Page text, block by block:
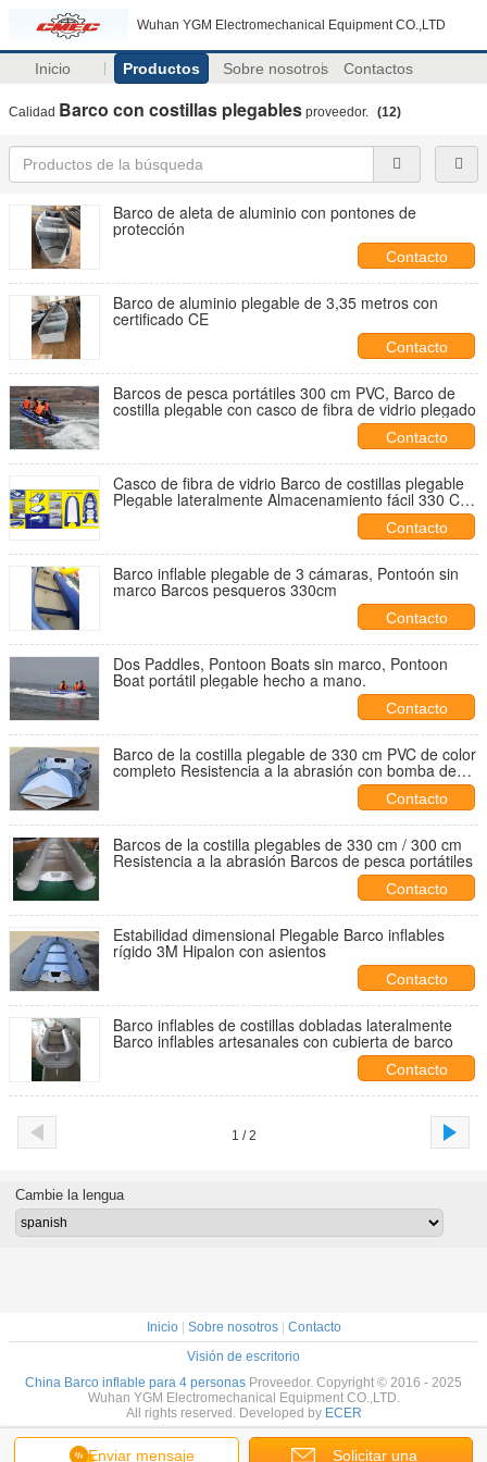
Wuhan YGM Electromechanical Equipment CO.,LTD
Inicio Productos Sobre nosotros Contactos
Calidad Barco con costillas plegables proveedor. (12)
Barco de aleta de aluminio con pontones de
protección
Contacto
Barco de aluminio plegable de 3,35 metros con
certificado CE
Contacto
Barcos de pesca portátiles 300 cm PVC, Barco de
costilla plegable con casco de fibra de vidrio plegado
Contacto
Casco de fibra de vidrio Barco de costillas plegable
Plegable lateralmente Almacenamiento fácil 330 Cm
Contacto
Barco inflable plegable de 3 cámaras, Pontoón sin
marco Barcos pesqueros 330cm
Contacto
Dos Paddles, Pontoon Boats sin marco, Pontoon
Boat portátil plegable hecho a mano.
Contacto
Barco de la costilla plegable de 330 cm PVC de color
completo Resistencia a la abrasión con bomba de
Contacto
Barcos de la costilla plegables de 330 cm / 300 cm
Resistencia a la abrasión Barcos de pesca portátiles
Contacto
Estabilidad dimensional Plegable Barco inflables
rígido 3M Hipalon con asientos
Contacto
Barco inflables de costillas dobladas lateralmente
Barco inflables artesanales con cubierta de barco
Contacto
1 / 2
Enviar mensaje Solicitar una
Cambie la lengua
Inicio| Sobre nosotros| Contacto
Visión de escritorio
China Barco inflable para 4 personas Proveedor. Copyright © 2016 - 2025
Wuhan YGM Electromechanical Equipment CO.,LTD.
All rights reserved. Developed by ECER